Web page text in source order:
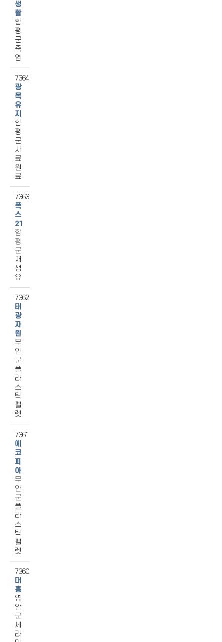
생
활
함
평
군
죽
엽
7364
광
목
유
지
함
평
군
사
료
원
료
7363
폭
스
21
함
평
군
재
생
유
7362
태
광
자
원
무
안
군
플
라
스
틱
펠
렛
7361
에
코
피
아
무
안
군
플
라
스
틱
펠
렛
7360
대
흥
영
암
군
세
라